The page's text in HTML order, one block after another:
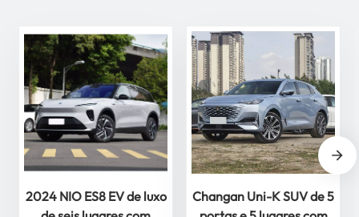
2024 NIO ES8 EV de luxo
Changan Uni-K SUV de 5